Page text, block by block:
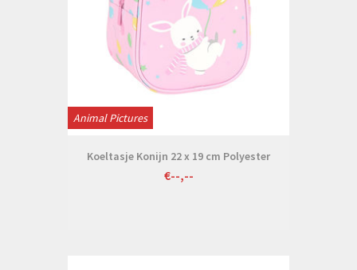
Animal Pictures
Koeltasje Konijn 22 x 19 cm Polyester
€--,--